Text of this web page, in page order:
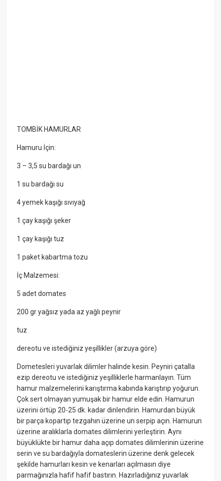
TOMBİK HAMURLAR
Hamuru İçin:
3 – 3,5 su bardağı un
1 su bardağı su
4 yemek kaşığı sıvıyağ
1 çay kaşığı şeker
1 çay kaşığı tuz
1 paket kabartma tozu
İç Malzemesi:
5 adet domates
200 gr yağsız yada az yağlı peynir
tuz
dereotu ve istediğiniz yeşillikler (arzuya göre)
Dometesleri yuvarlak dilimler halinde kesin. Peyniri çatalla
ezip dereotu ve istediğiniz yeşilliklerle harmanlayın. Tüm
hamur malzemelerini karıştırma kabında karıştırıp yoğurun.
Çok sert olmayan yumuşak bir hamur elde edin. Hamurun
üzerini örtüp 20-25 dk. kadar dinlendirin. Hamurdan büyük
bir parça kopartıp tezgahın üzerine un serpip açın. Hamurun
üzerine aralıklarla domates dilimlerini yerleştirin. Aynı
büyüklükte bir hamur daha açıp domates dilimlerinin üzerine
serin ve su bardağıyla domateslerin üzerine denk gelecek
şekilde hamurları kesin ve kenarları açılmasın diye
parmağınızla hafif hafif bastırın. Hazırladığınız yuvarlak